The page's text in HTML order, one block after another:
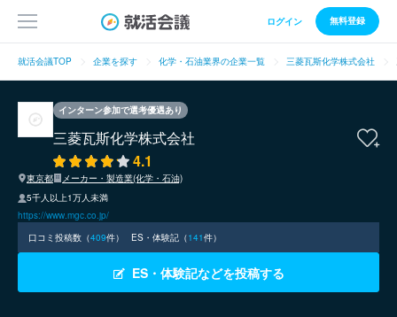
ログイン 無料登録
就活会議TOP 企業を探す 化学・石油業界の企業一覧 三菱瓦斯化学株式会社
インターン参加で選考優遇あり
三菱瓦斯化学株式会社
4.1
東京都
メーカー・製造業(化学・石油)
5千人以上1万人未満
https://www.mgc.co.jp/
口コミ投稿数（409件） ES・体験記（141件）
ES・体験記などを投稿する